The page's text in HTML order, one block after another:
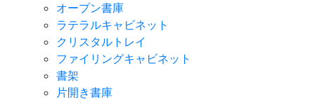
オープン書庫
ラテラルキャビネット
クリスタルトレイ
ファイリングキャビネット
書架
片開き書庫